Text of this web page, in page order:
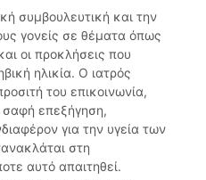
συμβουλευτική και την
γονείς σε θέματα όπως
οι προκλήσεις που
ηλικία. Ο ιατρός
του επικοινωνία,
σαφή επεξήγηση,
για την υγεία των
στη
αυτό απαιτηθεί.